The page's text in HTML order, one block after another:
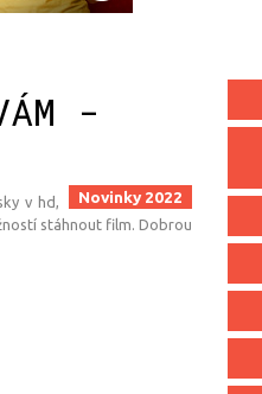
-
Novinky 2022
v hd,
stáhnout film. Dobrou